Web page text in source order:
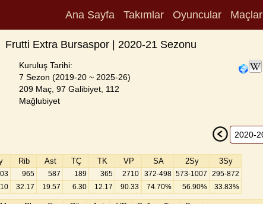
Ana Sayfa Takımlar Oyuncular Maçlar
Frutti Extra Bursaspor | 2020-21 Sezonu
Kuruluş Tarihi:
7 Sezon (2019-20 ~ 2025-26)
209 Maç, 97 Galibiyet, 112
Mağlubiyet
Rib Ast TÇ TK VP
965 587 189 365
2710
32.17 19.57 6.30 12.17 90.33
SA 2Sy 3Sy
372-498 573-1007
295-872
74.70%
56.90% 33.83%